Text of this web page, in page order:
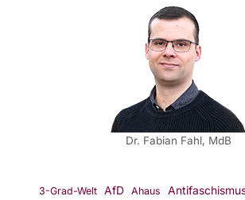
Dr. Fabian Fahl, MdB
3-Grad-Welt AfD Ahaus